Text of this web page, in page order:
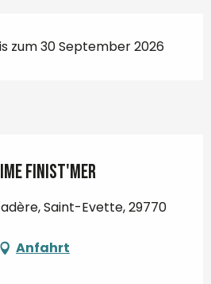
zum 30 September 2026
Finist'Mer
Saint-Evette, 29770
Anfahrt